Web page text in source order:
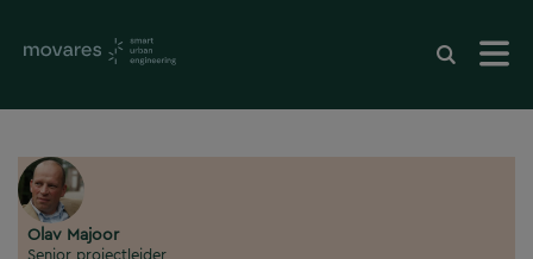
Olav Majoor